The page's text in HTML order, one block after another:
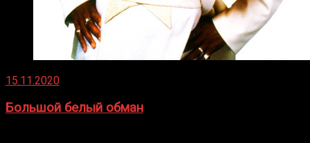
15.11.2020
Большой белый обман